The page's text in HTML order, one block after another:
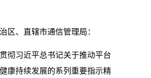
区、直辖市通信管理局：
彻习近平总书记关于推动平台
康持续发展的系列重要指示精